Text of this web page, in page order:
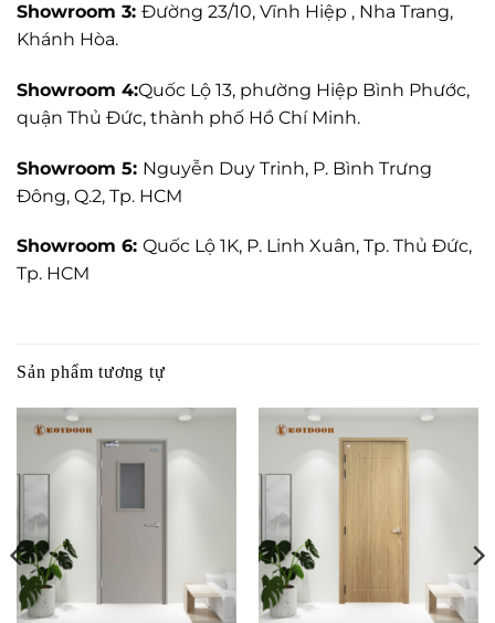
Showroom 3: Đường 23/10, Vĩnh Hiệp , Nha Trang,
Khánh Hòa.
Showroom 4:Quốc Lộ 13, phường Hiệp Bình Phước,
quận Thủ Đức, thành phố Hồ Chí Minh.
Showroom 5: Nguyễn Duy Trinh, P. Bình Trưng
Đông, Q.2, Tp. HCM
Showroom 6: Quốc Lộ 1K, P. Linh Xuân, Tp. Thủ Đức,
Tp. HCM
Sản phẩm tương tự